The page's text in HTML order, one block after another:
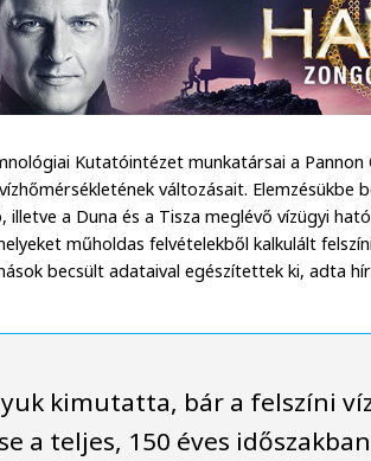
Kutatóintézet munkatársai a
változásait. Elemzésükbe
illetve a Duna és a Tisza meglévő vízügyi
műholdas felvételekből kalkulált
becsült adataival egészítettek ki, adta
kimutatta, bár a felszíni
a teljes, 150 éves